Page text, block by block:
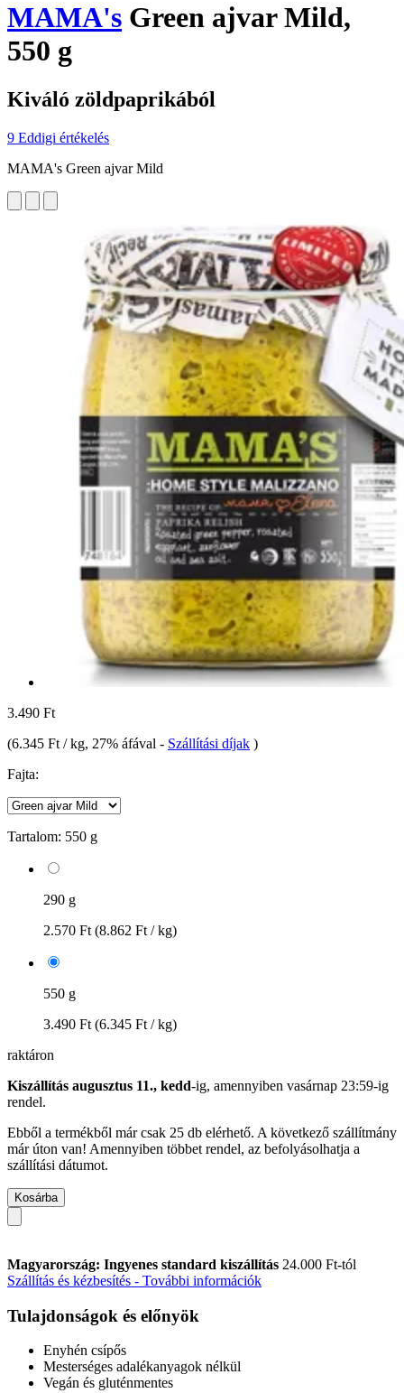
MAMA's Green ajvar Mild,
550 g
Kiváló zöldpaprikából
9 Eddigi értékelés
MAMA's Green ajvar Mild
3.490 Ft
(6.345 Ft / kg, 27% áfával - Szállítási díjak )
Fajta:
Tartalom: 550 g
290 g
2.570 Ft (8.862 Ft / kg)
550 g
3.490 Ft (6.345 Ft / kg)
raktáron
Kiszállítás augusztus 11., kedd-ig, amennyiben vasárnap 23:59-ig
rendel.
Ebből a termékből már csak 25 db elérhető. A következő szállítmány
már úton van! Amennyiben többet rendel, az befolyásolhatja a
szállítási dátumot.
Kosárba
Magyarország: Ingyenes standard kiszállítás 24.000 Ft-tól
Szállítás és kézbesítés - További információk
Tulajdonságok és előnyök
Enyhén csípős
Mesterséges adalékanyagok nélkül
Vegán és gluténmentes